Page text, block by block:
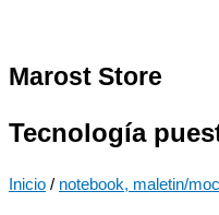
Marost Store
Tecnología
Inicio / notebook, maletin/